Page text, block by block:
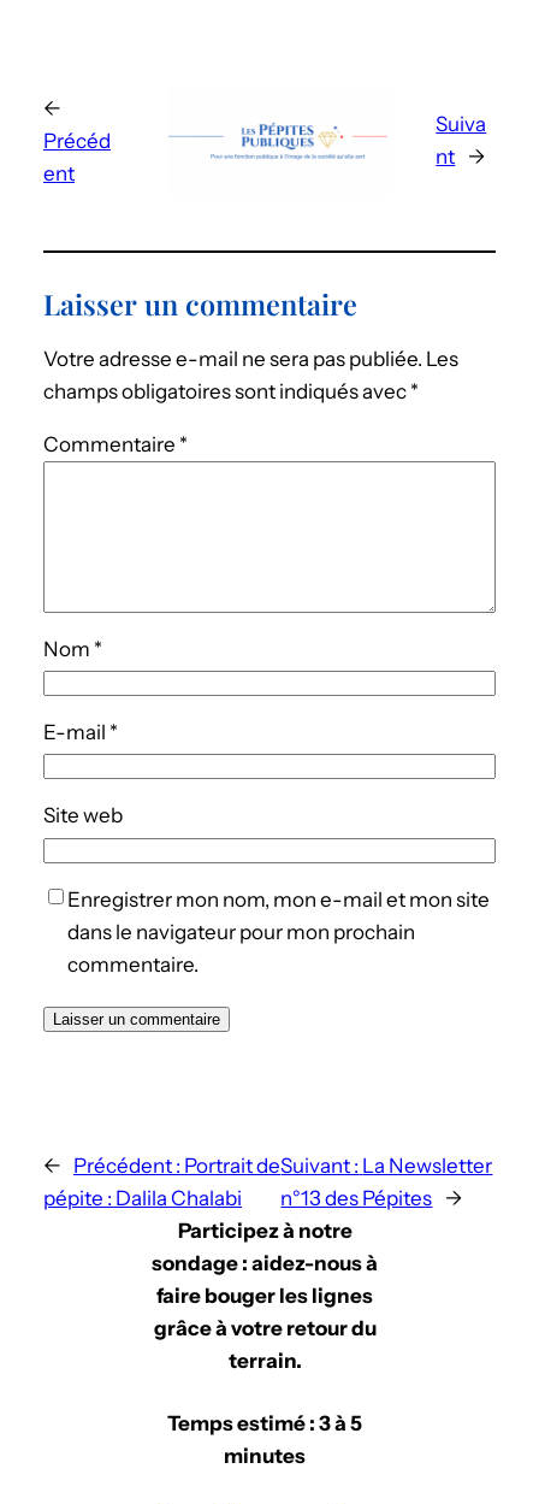
←
Précéd
ent
Suiva
nt →
Laisser un commentaire
Votre adresse e-mail ne sera pas publiée. Les
champs obligatoires sont indiqués avec *
Commentaire *
Nom *
E-mail *
Site web
Enregistrer mon nom, mon e-mail et mon site
dans le navigateur pour mon prochain
commentaire.
← Précédent : Portrait de
pépite : Dalila Chalabi
Suivant : La Newsletter
n°13 des Pépites →
Participez à notre
sondage : aidez-nous à
faire bouger les lignes
grâce à votre retour du
terrain.
Temps estimé : 3 à 5
minutes